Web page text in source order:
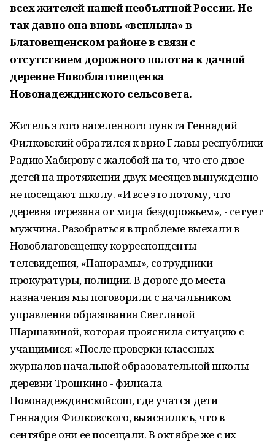
всех жителей нашей необъятной России. Не
так давно она вновь «всплыла» в
Благовещенском районе в связи с
отсутствием дорожного полотна к дачной
деревне Новоблаговещенка
Новонадеждинского сельсовета.
Житель этого населенного пункта Геннадий
Филковский обратился к врио Главы республики
Радию Хабирову с жалобой на то, что его двое
детей на протяжении двух месяцев вынужденно
не посещают школу. «И все это потому, что
деревня отрезана от мира бездорожьем», - сетует
мужчина. Разобраться в проблеме выехали в
Новоблаговещенку корреспонденты
телевидения, «Панорамы», сотрудники
прокуратуры, полиции. В дороге до места
назначения мы поговорили с начальником
управления образования Светланой
Шаршавиной, которая прояснила ситуацию с
учащимися: «После проверки классных
журналов начальной образовательной школы
деревни Трошкино - филиала
Новонадеждинскойсош, где учатся дети
Геннадия Филковского, выяснилось, что в
сентябре они ее посещали. В октябре же с их